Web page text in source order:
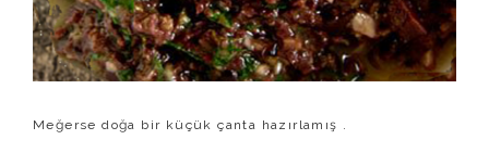
Meğerse doğa bir küçük çanta hazırlamış .